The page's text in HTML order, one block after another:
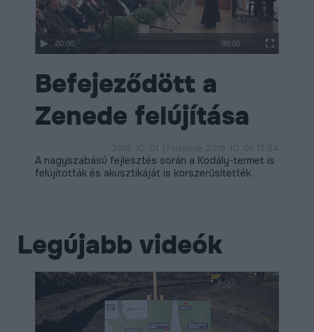
ÉLETMINŐSÉG
OKTATÁS
ÖSSZES PROJEKT
00:00 00:00
Befejeződött a
Zenede felújítása
2019. 10. 01. | Frissítve: 2019. 10. 01. 17:54
A nagyszabású fejlesztés során a Kodály-termet is
felújították és akusztikáját is korszerűsítették.
Legújabb videók